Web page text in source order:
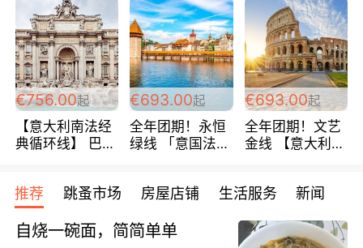
环线 全程四星宾
馆 108欧/人/天
典五国四日游
488欧/人
国 仅售99欧/人/
天！巴黎上下！
包拼房~
€756.00起
【意大利南法经
典循环线】 巴黎
宾馆 108欧/天起
全程756欧/位
€693.00起
全年团期！永恒
绿线 「意国法
欧/天起 ~包拼房
€693.00起
全年团期！文艺
金线 【意大利一
每周铁发！
推荐 跳蚤市场 房屋店铺 生活服务 新闻
自烧一碗面，简简单单